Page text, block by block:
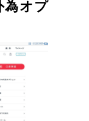
為オプ